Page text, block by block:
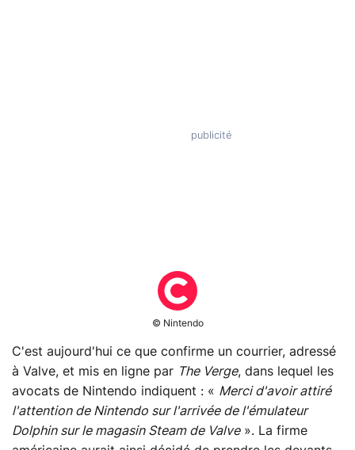
© Nintendo
C'est aujourd'hui ce que confirme un courrier, adressé
à Valve, et mis en ligne par The Verge, dans lequel les
avocats de Nintendo indiquent : « Merci d'avoir attiré
l'attention de Nintendo sur l'arrivée de l'émulateur
Dolphin sur le magasin Steam de Valve». La firme